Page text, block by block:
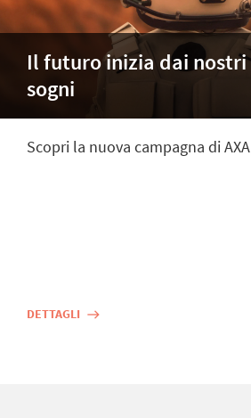
Il futuro inizia dai nostri
sogni
Scopri la nuova campagna di AXA
DETTAGLI east